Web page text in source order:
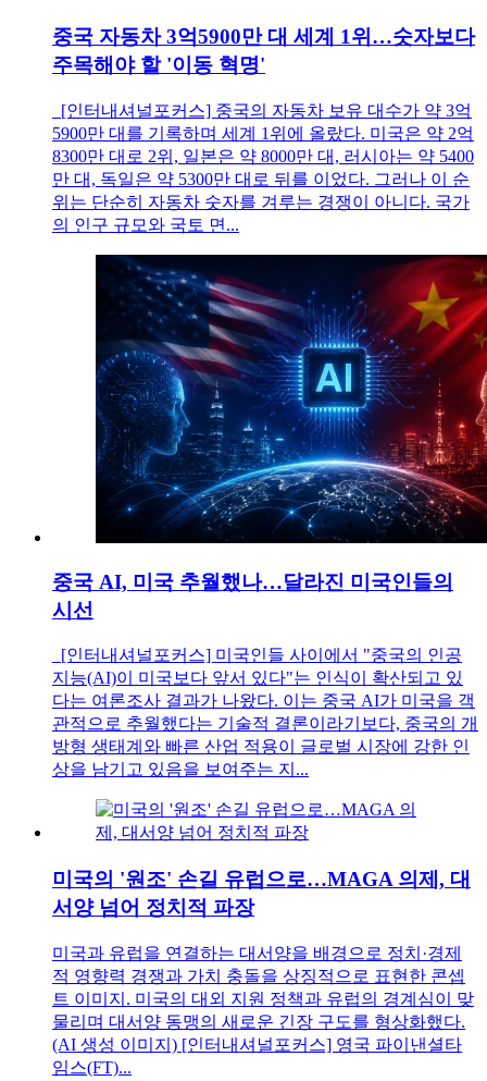
중국 자동차 3억5900만 대 세계 1위…숫자보다
주목해야 할 '이동 혁명'
[인터내셔널포커스] 중국의 자동차 보유 대수가 약 3억
5900만 대를 기록하며 세계 1위에 올랐다. 미국은 약 2억
8300만 대로 2위, 일본은 약 8000만 대, 러시아는 약 5400
만 대, 독일은 약 5300만 대로 뒤를 이었다. 그러나 이 순
위는 단순히 자동차 숫자를 겨루는 경쟁이 아니다. 국가
의 인구 규모와 국토 면...
중국 AI, 미국 추월했나…달라진 미국인들의
시선
[인터내셔널포커스] 미국인들 사이에서 "중국의 인공
지능(AI)이 미국보다 앞서 있다"는 인식이 확산되고 있
다는 여론조사 결과가 나왔다. 이는 중국 AI가 미국을 객
관적으로 추월했다는 기술적 결론이라기보다, 중국의 개
방형 생태계와 빠른 산업 적용이 글로벌 시장에 강한 인
상을 남기고 있음을 보여주는 지...
미국의 '원조' 손길 유럽으로…MAGA 의제, 대
서양 넘어 정치적 파장
미국과 유럽을 연결하는 대서양을 배경으로 정치·경제
적 영향력 경쟁과 가치 충돌을 상징적으로 표현한 콘셉
트 이미지. 미국의 대외 지원 정책과 유럽의 경계심이 맞
물리며 대서양 동맹의 새로운 긴장 구도를 형상화했다.
(AI 생성 이미지) [인터내셔널포커스] 영국 파이낸셜타
임스(FT)...